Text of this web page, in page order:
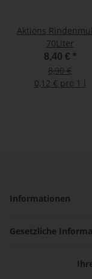
Aktions
70Liter
8,40 € *
8,90 €
0,12 € pro 1 l
Informationen
Gesetzliche